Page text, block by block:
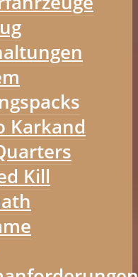
Karkand
Kill